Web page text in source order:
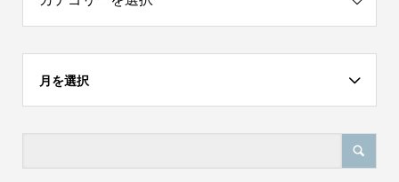
月を選択